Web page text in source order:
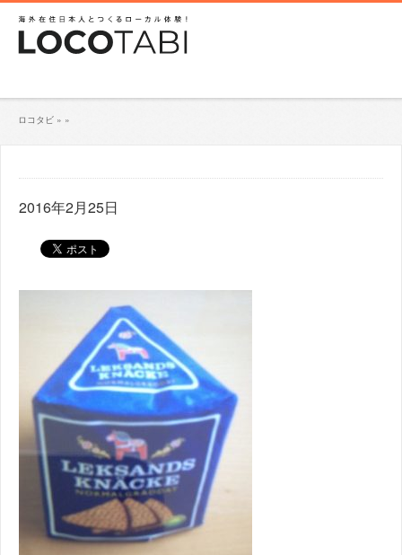
ロコタビ » »
2016年2月25日